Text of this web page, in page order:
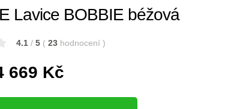
Lavice BOBBIE béžová
4.1 / 5 ( 23 hodnocení )
669 Kč